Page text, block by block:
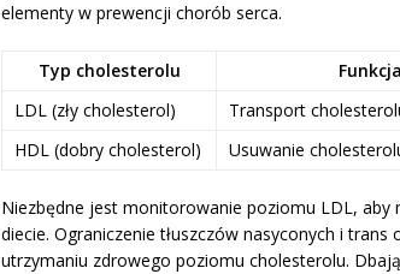
elementy w prewencji chorób serca.
Typ cholesterolu Funkcja
LDL (zły cholesterol)
Transport
HDL (dobry cholesterol)
Usuwanie
Niezbędne jest monitorowanie poziomu LDL,
diecie. Ograniczenie tłuszczów nasyconych i
utrzymaniu zdrowego poziomu cholesterolu.